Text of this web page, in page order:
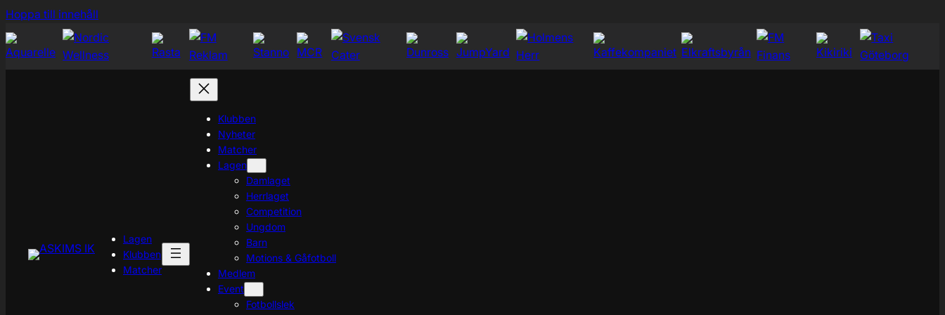
Hoppa till innehåll
till
Lagen
Klubben
Matcher
Klubben
Nyheter
Matcher
Lagen
Damlaget
Herrlaget
Competition
Ungdom
Barn
Motions & Gåfotboll
Medlem
Event
Fotbollslek